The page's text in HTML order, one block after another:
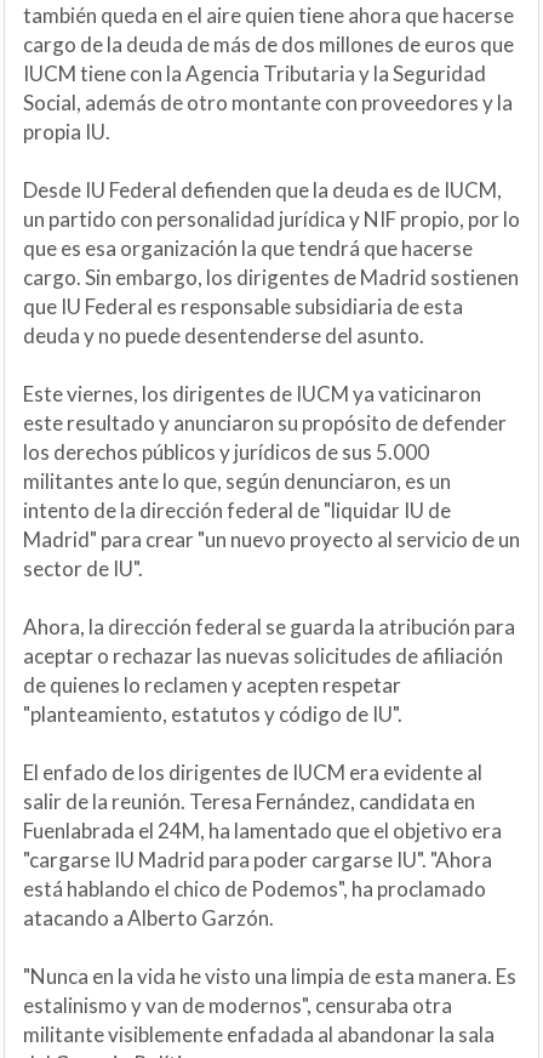
también queda en el aire quien tiene ahora que hacerse
cargo de la deuda de más de dos millones de euros que
IUCM tiene con la Agencia Tributaria y la Seguridad
Social, además de otro montante con proveedores y la
propia IU.
Desde IU Federal defienden que la deuda es de IUCM,
un partido con personalidad jurídica y NIF propio, por lo
que es esa organización la que tendrá que hacerse
cargo. Sin embargo, los dirigentes de Madrid sostienen
que IU Federal es responsable subsidiaria de esta
deuda y no puede desentenderse del asunto.
Este viernes, los dirigentes de IUCM ya vaticinaron
este resultado y anunciaron su propósito de defender
los derechos públicos y jurídicos de sus 5.000
militantes ante lo que, según denunciaron, es un
intento de la dirección federal de "liquidar IU de
Madrid" para crear "un nuevo proyecto al servicio de un
sector de IU".
Ahora, la dirección federal se guarda la atribución para
aceptar o rechazar las nuevas solicitudes de afiliación
de quienes lo reclamen y acepten respetar
"planteamiento, estatutos y código de IU".
El enfado de los dirigentes de IUCM era evidente al
salir de la reunión. Teresa Fernández, candidata en
Fuenlabrada el 24M, ha lamentado que el objetivo era
"cargarse IU Madrid para poder cargarse IU". "Ahora
está hablando el chico de Podemos", ha proclamado
atacando a Alberto Garzón.
"Nunca en la vida he visto una limpia de esta manera. Es
estalinismo y van de modernos", censuraba otra
militante visiblemente enfadada al abandonar la sala